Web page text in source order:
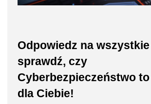
Odpowiedz na
sprawdź, czy
Cyberbezpieczeństwo
dla Ciebie!